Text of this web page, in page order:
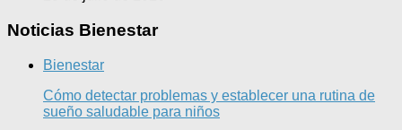
Noticias Bienestar
Bienestar
Cómo detectar problemas y establecer una rutina de
sueño saludable para niños